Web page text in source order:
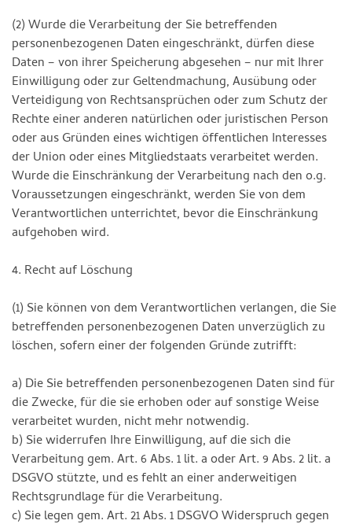
(2) Wurde die Verarbeitung der Sie betreffenden
personenbezogenen Daten eingeschränkt, dürfen diese
Daten – von ihrer Speicherung abgesehen – nur mit Ihrer
Einwilligung oder zur Geltendmachung, Ausübung oder
Verteidigung von Rechtsansprüchen oder zum Schutz der
Rechte einer anderen natürlichen oder juristischen Person
oder aus Gründen eines wichtigen öffentlichen Interesses
der Union oder eines Mitgliedstaats verarbeitet werden.
Wurde die Einschränkung der Verarbeitung nach den o.g.
Voraussetzungen eingeschränkt, werden Sie von dem
Verantwortlichen unterrichtet, bevor die Einschränkung
aufgehoben wird.
4. Recht auf Löschung
(1) Sie können von dem Verantwortlichen verlangen, die Sie
betreffenden personenbezogenen Daten unverzüglich zu
löschen, sofern einer der folgenden Gründe zutrifft:
a) Die Sie betreffenden personenbezogenen Daten sind für
die Zwecke, für die sie erhoben oder auf sonstige Weise
verarbeitet wurden, nicht mehr notwendig.
b) Sie widerrufen Ihre Einwilligung, auf die sich die
Verarbeitung gem. Art. 6 Abs. 1 lit. a oder Art. 9 Abs. 2 lit. a
DSGVO stützte, und es fehlt an einer anderweitigen
Rechtsgrundlage für die Verarbeitung.
c) Sie legen gem. Art. 21 Abs. 1 DSGVO Widerspruch gegen